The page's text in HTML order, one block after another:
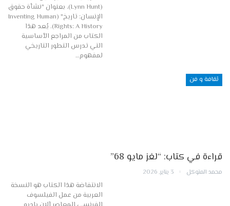
(Lynn Hunt)، بعنوان "نشأة حقوق
الإنسان: تاريخ" (Inventing Human
Rights: A History). يُعد هذا
الكتاب من المراجع الأساسية
التي تدرس التطور التاريخي
لمفهوم…
ثقافة و فن
قراءة في كتاب: “لغز مايو 68”
محمد المتوكل 3 يناير, 2026
الانتفاضة هذا الكتاب هو النسخة
العربية من عمل الفيلسوف